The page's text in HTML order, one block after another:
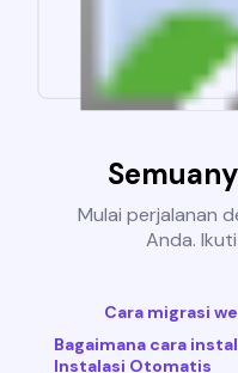
Mulai perjalanan
Anda.
Cara migrasi
Bagaimana cara
Instalasi Otomatis